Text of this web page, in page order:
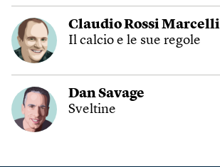
Claudio Rossi Marcelli
Il calcio e le sue regole
Dan Savage
Sveltine